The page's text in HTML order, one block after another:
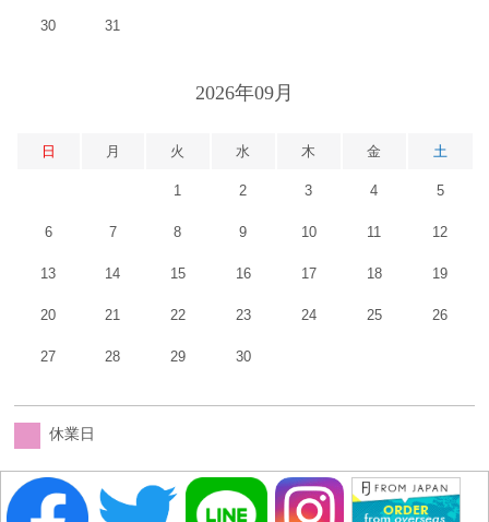
30 31
2026年09月
日 月 火 水 木 金 土
1 2 3 4 5
6 7 8 9 10 11 12
13 14 15 16 17 18 19
20 21 22 23 24 25 26
27 28 29 30
休業日